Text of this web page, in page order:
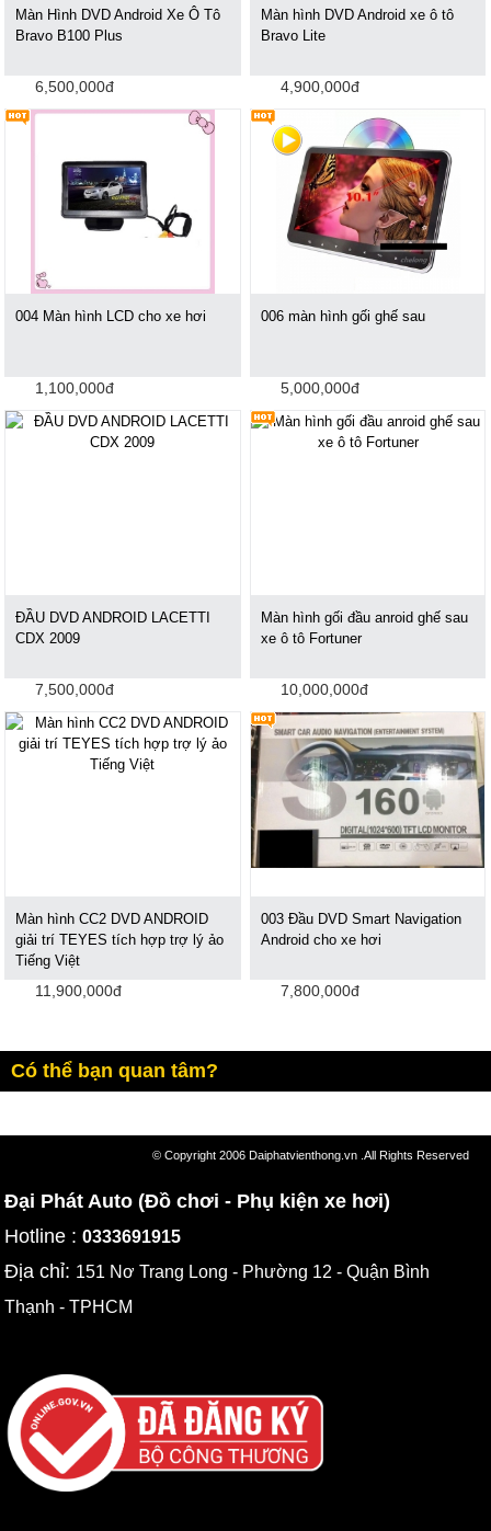
Màn Hình DVD Android Xe Ô Tô
Bravo B100 Plus
6,500,000đ
Màn hình DVD Android xe ô tô
Bravo Lite
4,900,000đ
004 Màn hình LCD cho xe hơi
1,100,000đ
006 màn hình gối ghế sau
5,000,000đ
ĐẦU DVD ANDROID LACETTI
CDX 2009
7,500,000đ
Màn hình gối đầu anroid ghế sau
xe ô tô Fortuner
10,000,000đ
Màn hình CC2 DVD ANDROID
giải trí TEYES tích hợp trợ lý ảo
Tiếng Việt
11,900,000đ
003 Đầu DVD Smart Navigation
Android cho xe hơi
7,800,000đ
Có thể bạn quan tâm?
© Copyright 2006 Daiphatvienthong.vn .All Rights Reserved
Đại Phát Auto (Đồ chơi - Phụ kiện xe hơi)
Hotline :0333691915
Địa chỉ: 151 Nơ Trang Long - Phường 12 - Quận Bình
Thạnh - TPHCM